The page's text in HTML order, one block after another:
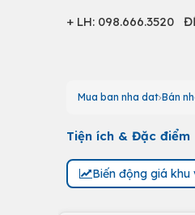
+ LH: 098.666.3520
Mua ban nha dat Bán
Tiện ích & Đặc điểm
Biến động giá khu